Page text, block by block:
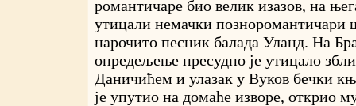
романтичаре био велик изазов, на
утицали немачки позноромантичари
нарочито песник балада Уланд. На
опредељење пресудно је утицало
Даничићем и улазак у Вуков бечки
је упутио на домаће изворе, открио